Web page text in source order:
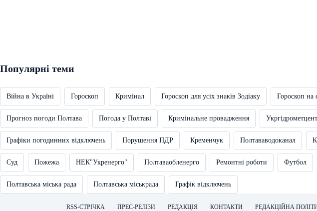
Популярні теми
Війна в Україні Гороскоп Кримінал Гороскоп для усіх знаків Зодіаку Гороскоп на
Прогноз погоди Полтава Погода у Полтаві Кримінальне провадження
Графіки погодинних відключень Порушення ПДР Кременчук Полтававодоканал
Суд Пожежа НЕК"Укренерго" Полтаваобленерго Ремонтні роботи Футбол
Полтавська міська рада Полтавська міськрада Графік відключень
RSS-СТРІЧКА ПРЕС-РЕЛІЗИ РЕДАКЦІЯ КОНТАКТИ РЕДАКЦІЙНА